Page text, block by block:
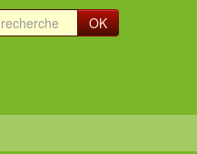
OK